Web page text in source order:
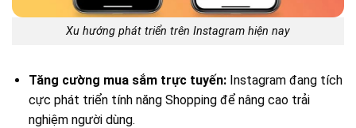
Xu hướng phát triển trên Instagram hiện nay
Tăng cường mua sắm trực tuyến:Instagram đang tích
cực phát triển tính năng Shopping để nâng cao trải
nghiệm người dùng.